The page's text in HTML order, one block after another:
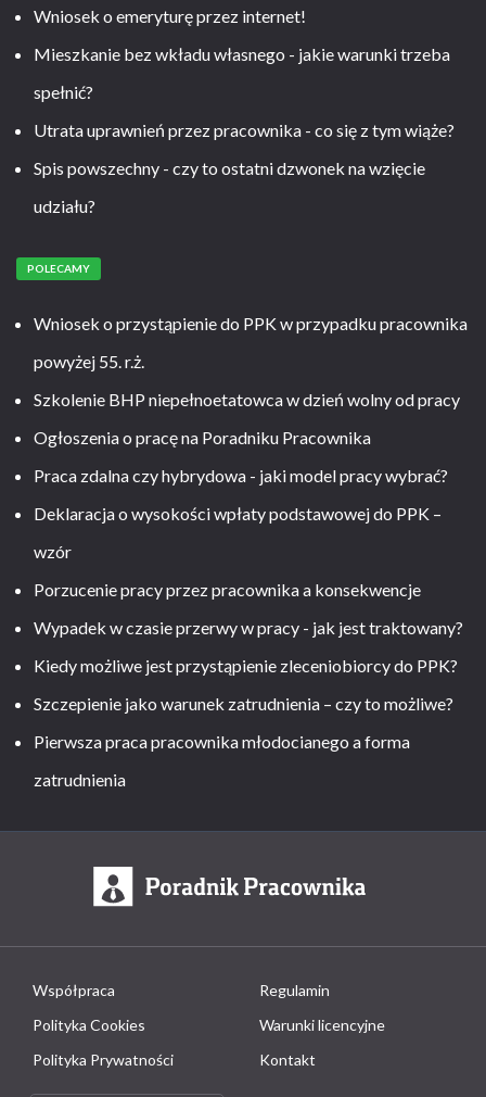
Wniosek o emeryturę przez internet!
Mieszkanie bez wkładu własnego - jakie warunki trzeba
spełnić?
Utrata uprawnień przez pracownika - co się z tym wiąże?
Spis powszechny - czy to ostatni dzwonek na wzięcie
udziału?
POLECAMY
Wniosek o przystąpienie do PPK w przypadku pracownika
powyżej 55. r.ż.
Szkolenie BHP niepełnoetatowca w dzień wolny od pracy
Ogłoszenia o pracę na Poradniku Pracownika
Praca zdalna czy hybrydowa - jaki model pracy wybrać?
Deklaracja o wysokości wpłaty podstawowej do PPK –
wzór
Porzucenie pracy przez pracownika a konsekwencje
Wypadek w czasie przerwy w pracy - jak jest traktowany?
Kiedy możliwe jest przystąpienie zleceniobiorcy do PPK?
Szczepienie jako warunek zatrudnienia – czy to możliwe?
Pierwsza praca pracownika młodocianego a forma
zatrudnienia
Współpraca
Regulamin
Polityka Cookies
Warunki licencyjne
Polityka Prywatności
Kontakt